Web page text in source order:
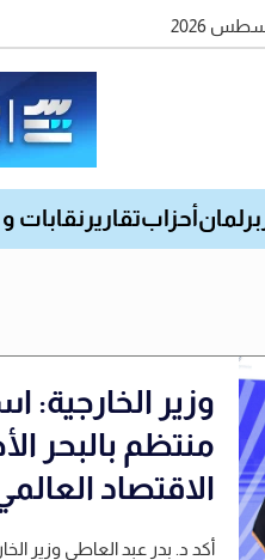
برلمان أحزابتقارير نقابات
وزير الخارجية:
منتظم بالبحر
الاقتصاد
أكد د. بدر عبد العاطي وزير